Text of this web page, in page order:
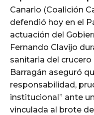
Canario (Coalición
defendió hoy en el
actuación del
Fernando Clavijo
sanitaria del crucero
Barragán aseguró
responsabilidad,
institucional” ante
vinculada al brote